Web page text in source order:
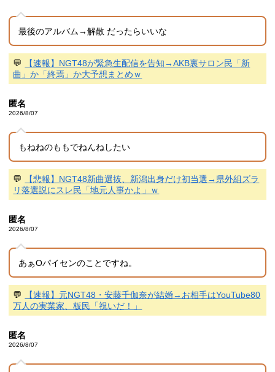
最後のアルバム→解散 だったらいいな
💬
【速報】NGT48が緊急生配信を告知→AKB裏サロン民「新
曲」か「終焉」か大予想まとめｗ
匿名
2026/8/07
もねねのももでねんねしたい
💬
【悲報】NGT48新曲選抜、新潟出身だけ初当選→県外組ズラ
リ落選説にスレ民「地元人事かよ」ｗ
匿名
2026/8/07
あぁOパイセンのことですね。
💬
【速報】元NGT48・安藤千伽奈が結婚→お相手はYouTube80
万人の実業家、板民「祝いだ！」
匿名
2026/8/07